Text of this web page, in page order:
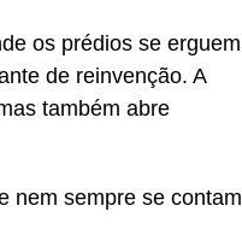
os prédios se erguem
de reinvenção. A
também abre
nem sempre se contam